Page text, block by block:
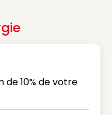
de 10% de votre